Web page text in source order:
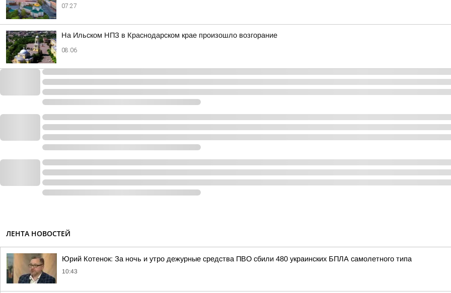
07:27
На Ильском НПЗ в Краснодарском крае произошло возгорание
08:06
ЛЕНТА НОВОСТЕЙ
Юрий Котенок: За ночь и утро дежурные средства ПВО сбили 480 украинских БПЛА самолетного типа
10:43